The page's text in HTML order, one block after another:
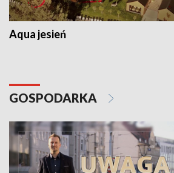
Aqua jesień
GOSPODARKA